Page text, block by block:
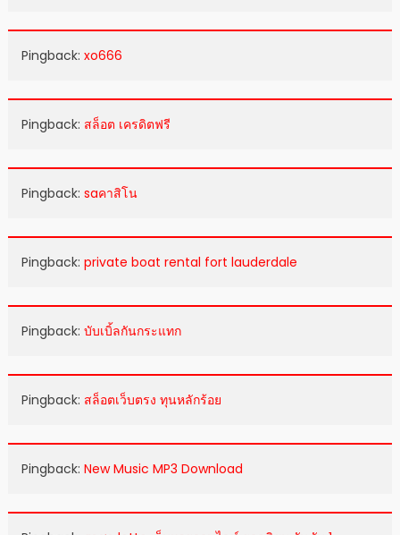
Pingback: xo666
Pingback: สล็อต เครดิตฟรี
Pingback: saคาสิโน
Pingback: private boat rental fort lauderdale
Pingback: บับเบิ้ลกันกระแทก
Pingback: สล็อตเว็บตรง ทุนหลักร้อย
Pingback: New Music MP3 Download